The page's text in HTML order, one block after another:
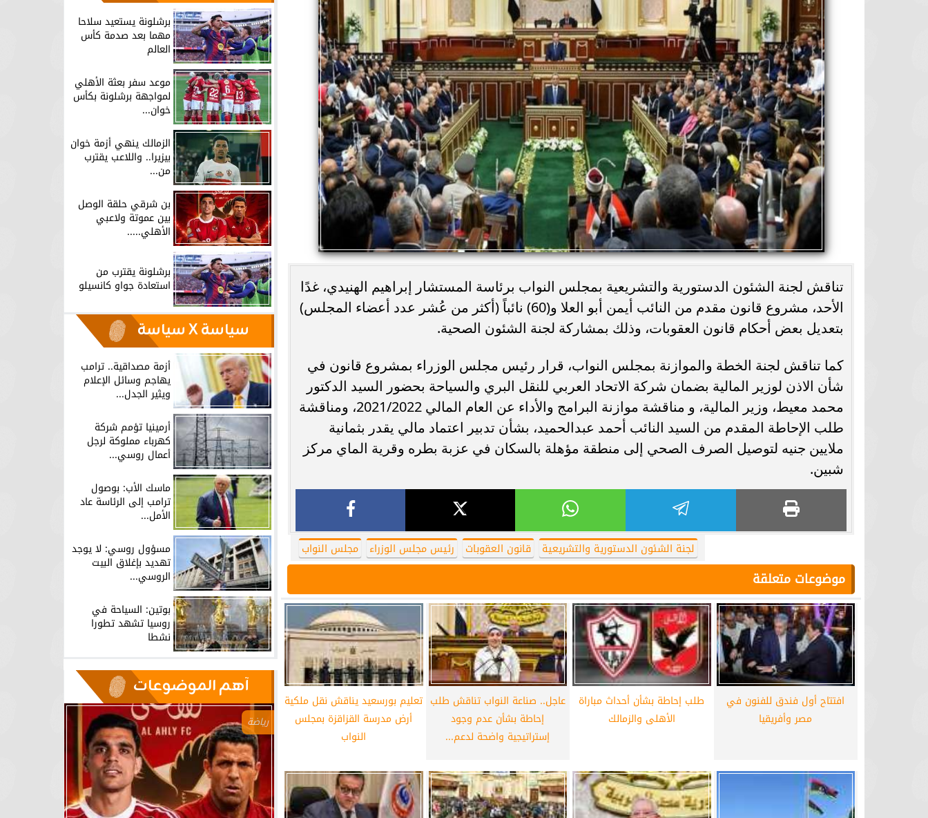
تناقش لجنة الشئون الدستورية والتشريعية بمجلس النواب برئاسة المستشار إبراهيم الهنيدي، غدًا
الأحد، مشروع قانون مقدم من النائب أيمن أبو العلا و(60) نائباً (أكثر من عُشر عدد أعضاء المجلس)
بتعديل بعض أحكام قانون العقوبات، وذلك بمشاركة لجنة الشئون الصحية.
كما تناقش لجنة الخطة والموازنة بمجلس النواب، قرار رئيس مجلس الوزراء بمشروع قانون في
شأن الاذن لوزير المالية بضمان شركة الاتحاد العربي للنقل البري والسياحة بحضور السيد الدكتور
محمد معيط، وزير المالية، و مناقشة موازنة البرامج والأداء عن العام المالي 2021/2022، ومناقشة
طلب الإحاطة المقدم من السيد النائب أحمد عبدالحميد، بشأن تدبير اعتماد مالي يقدر بثمانية
ملايين جنيه لتوصيل الصرف الصحي إلى منطقة مؤهلة بالسكان في عزبة بطره وقرية الماي مركز
شبين.
لجنة الشئون الدستورية والتشريعية قانون العقوبات رئيس مجلس الوزراء مجلس النواب
موضوعات متعلقة
افتتاح أول فندق للفنون في
مصر وأفريقيا
طلب إحاطة بشأن أحداث مباراة
الأهلى والزمالك
عاجل.. صناعة النواب تناقش طلب
إحاطة بشأن عدم وجود
إستراتيجية واضحة لدعم...
تعليم بورسعيد يناقش نقل ملكية
أرض مدرسة القزاقزة بمجلس
النواب
برشلونة يستعيد سلاحا
مهما بعد صدمة كأس
العالم
موعد سفر بعثة الأهلي
لمواجهة برشلونة بكأس
خوان...
الزمالك ينهي أزمة خوان
بيزيرا.. واللاعب يقترب
من...
بن شرقي حلقة الوصل
بين عموتة ولاعبي
الأهلي.....
برشلونة يقترب من
استعادة جواو كانسيلو
سياسة X سياسة
أزمة مصداقية.. ترامب
يهاجم وسائل الإعلام
ويثير الجدل...
أرمينيا تؤمم شركة
كهرباء مملوكة لرجل
أعمال روسي...
ماسك الأب: بوصول
ترامب إلى الرئاسة عاد
الأمل...
مسؤول روسي: لا يوجد
تهديد بإغلاق البيت
الروسي...
بوتين: السياحة في
روسيا تشهد تطورا
نشطا
آهم الموضوعات
رياضة